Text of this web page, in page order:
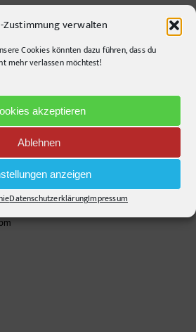
Zustimmung verwalten
Cookies könnten dazu führen, dass du
mehr verlassen möchtest!
akzeptieren
Ablehnen
anzeigen
DatenschutzerklärungImpressum